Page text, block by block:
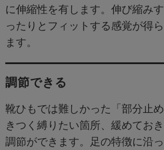
に伸縮性を有します。伸び縮み
ったりとフィットする感覚が得
ます。
調節できる
靴ひもでは難しかった「部分止め
きつく縛りたい箇所、緩めてお
調節ができます。足の特徴に沿